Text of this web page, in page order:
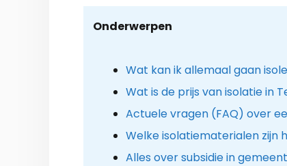
Onderwerpen
Wat kan ik allemaal gaan
Wat is de prijs van isolatie in
Actuele vragen (FAQ) over
Welke isolatiematerialen zijn
Alles over subsidie in